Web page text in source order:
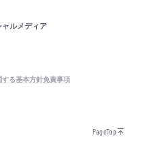
ャルメディア
る基本方針免責事項
PageTop